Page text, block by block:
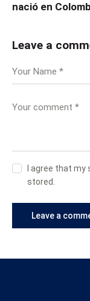
nació en
Leave a
I agree that
stored.